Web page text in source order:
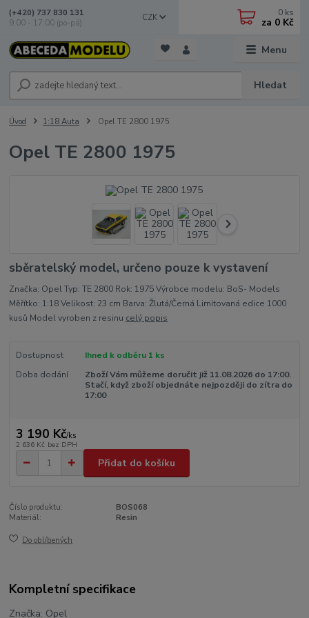
Menu
CZK
Hledat
(+420) 737 830 131
9:00 - 17:00 (po-pá)
0 ks
za 0 Kč
Úvod 1:18 Auta Opel TE 2800 1975
Opel TE 2800 1975
sběratelský model, určeno pouze k vystavení
Značka: Opel Typ: TE 2800 Rok: 1975 Výrobce modelu: BoS- Models
Měřítko: 1:18 Velikost: 23 cm Barva: Žlutá/Černá Limitovaná edice 1000
kusů Model vyroben z resinu celý popis
Dostupnost
Ihned k odběru 1 ks
Doba dodání
Zboží Vám můžeme doručit již 11.08.2026 do 17:00.
Stačí, když zboží objednáte nejpozději do zítra do
17:00
3 190 Kč/ks
2 636 Kč bez DPH
Přidat do košíku
Číslo produktu:
BOS068
Materiál:
Resin
Do oblíbených
Kompletní specifikace
Značka: Opel